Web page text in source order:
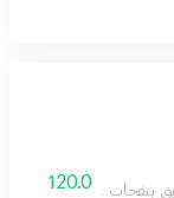
بنفحات عطرية غربية
120.0